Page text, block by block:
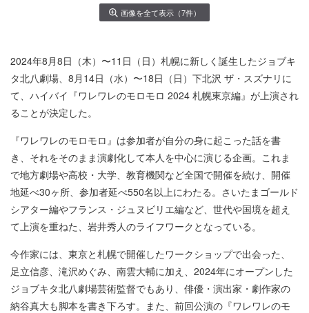
画像を全て表示（7件）
2024年8月8日（木）〜11日（日）札幌に新しく誕生したジョブキ
タ北八劇場、8月14日（水）〜18日（日）下北沢 ザ・スズナリに
て、ハイバイ『ワレワレのモロモロ 2024 札幌東京編』が上演され
ることが決定した。
『ワレワレのモロモロ』は参加者が自分の身に起こった話を書
き、それをそのまま演劇化して本人を中心に演じる企画。これま
で地方劇場や高校・大学、教育機関など全国で開催を続け、開催
地延べ30ヶ所、参加者延べ550名以上にわたる。さいたまゴールド
シアター編やフランス・ジュヌビリエ編など、世代や国境を超え
て上演を重ねた、岩井秀人のライフワークとなっている。
今作家には、東京と札幌で開催したワークショップで出会った、
足立信彦、滝沢めぐみ、南雲大輔に加え、2024年にオープンした
ジョブキタ北八劇場芸術監督でもあり、俳優・演出家・劇作家の
納谷真大も脚本を書き下ろす。また、前回公演の『ワレワレのモ